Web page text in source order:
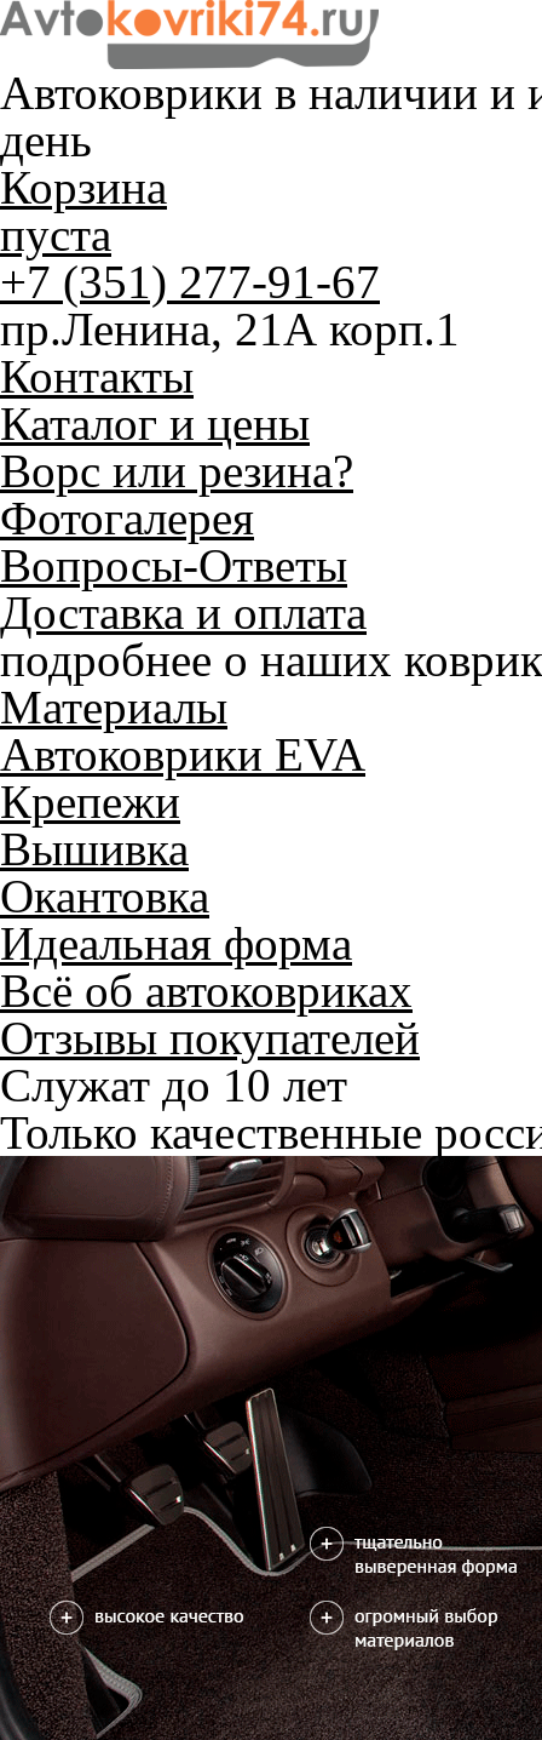
Автоковрики в наличии и
день
Корзина
пуста
+7 (351) 277-91-67
пр.Ленина, 21А корп.1
Контакты
Каталог и цены
Ворс или резина?
Фотогалерея
Вопросы-Ответы
Доставка и оплата
подробнее о наших
Материалы
Автоковрики EVA
Крепежи
Вышивка
Окантовка
Идеальная форма
Всё об автоковриках
Отзывы покупателей
Служат до 10 лет
Только качественные